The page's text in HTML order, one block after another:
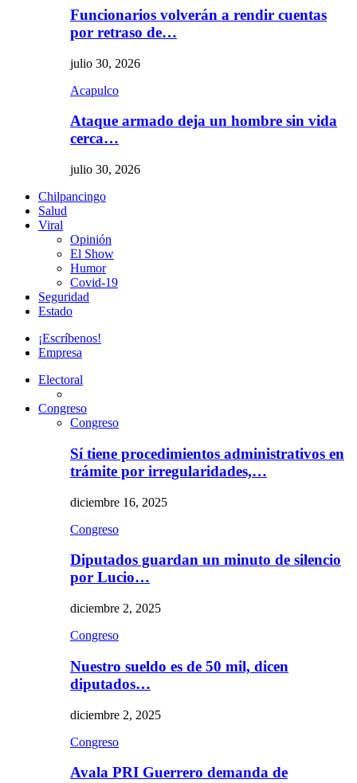
Funcionarios volverán a rendir cuentas
por retraso de…
julio 30, 2026
Acapulco
Ataque armado deja un hombre sin vida
cerca…
julio 30, 2026
Chilpancingo
Salud
Viral
Opinión
El Show
Humor
Covid-19
Seguridad
Estado
¡Escríbenos!
Empresa
Electoral
Congreso
Congreso
Sí tiene procedimientos administrativos en
trámite por irregularidades,…
diciembre 16, 2025
Congreso
Diputados guardan un minuto de silencio
por Lucio…
diciembre 2, 2025
Congreso
Nuestro sueldo es de 50 mil, dicen
diputados…
diciembre 2, 2025
Congreso
Avala PRI Guerrero demanda de